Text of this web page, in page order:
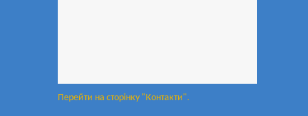
Перейти на сторінку "Контакти".